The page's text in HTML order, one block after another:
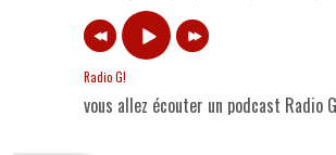
Radio G!
vous allez écouter un podcast Radio